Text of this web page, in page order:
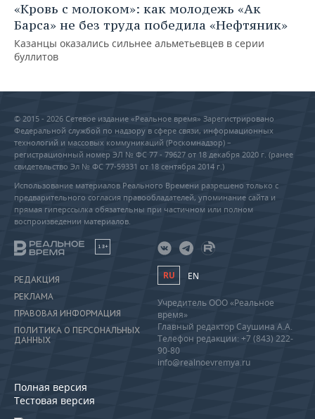
«Кровь с молоком»: как молодежь «Ак
Барса» не без труда победила «Нефтяник»
Казанцы оказались сильнее альметьевцев в серии
буллитов
© 2015 - 2026 Сетевое издание «Реальное время» Зарегистрировано
Федеральной службой по надзору в сфере связи, информационных
технологий и массовых коммуникаций (Роскомнадзор) –
регистрационный номер ЭЛ № ФС 77 - 79627 от 18 декабря 2020 г. (ранее
свидетельство Эл № ФС 77-59331 от 18 сентября 2014 г.)
Использование материалов Реального Времени разрешено только с
предварительного согласия правообладателей, упоминание сайта и
прямая гиперссылка обязательны при частичном или полном
воспроизведении материалов.
18+
РЕДАКЦИЯ
РЕКЛАМА
ПРАВОВАЯ ИНФОРМАЦИЯ
ПОЛИТИКА О ПЕРСОНАЛЬНЫХ
ДАННЫХ
Полная версия
Тестовая версия
RU EN
Учредитель ООО «Реальное
время»
Главный редактор Саушина А.А.
Телефон редакции: +7 (843) 222-
90-80
info@realnoevremya.ru